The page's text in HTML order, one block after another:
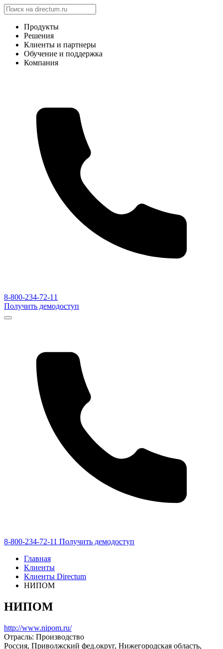
Продукты
Решения
Клиенты и партнеры
Обучение и поддержка
Компания
8-800-234-72-11
Получить демодоступ
8-800-234-72-11 Получить демодоступ
Главная
Клиенты
Клиенты Directum
НИПОМ
НИПОМ
http://www.nipom.ru/
Отрасль: Производство
Россия, Приволжский фед.округ, Нижегородская область,